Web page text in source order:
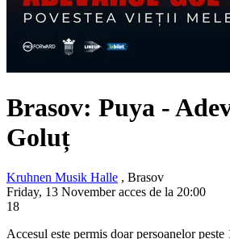
Brasov: Puya -
Goluț
Kruhnen Musik Halle , Brasov
Friday, 13 November acces de la 20:00
18
Accesul este permis doar persoanelor peste